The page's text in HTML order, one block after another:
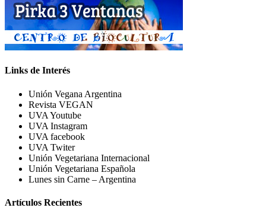
Links de Interés
Unión Vegana Argentina
Revista VEGAN
UVA Youtube
UVA Instagram
UVA facebook
UVA Twiter
Unión Vegetariana Internacional
Unión Vegetariana Española
Lunes sin Carne – Argentina
Artículos Recientes